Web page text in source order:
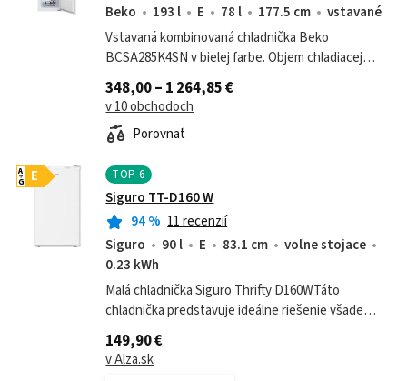
Beko 193 l E 78 l 177.5 cm
vstavané
Vstavaná kombinovaná chladnička Beko
BCSA285K4SN v bielej farbe. Objem chladiacej
časti je 193 l a jej vnútorná výbava pozostáva z
LED osvetlenia, sklenených políc, priehľadných...
348,00 – 1 264,85 €
v 10 obchodoch
Porovnať
TOP 6
Siguro TT-D160 W
94% 11 recenzií
E
A
G
Siguro 90 l E 83.1 cm
voľne stojace
0.23 kWh
Malá chladnička Siguro Thrifty D160WTáto
chladnička predstavuje ideálne riešenie všade
tam, kde potrebujete spoľahlivé chladenie na
minimálnom priestore. Vďaka kompaktným...
149,90 €
v Alza.sk